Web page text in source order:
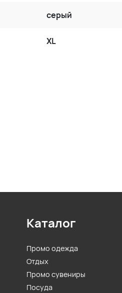
серый
XL
Каталог
Промо одежда
Отдых
Промо сувениры
Посуда